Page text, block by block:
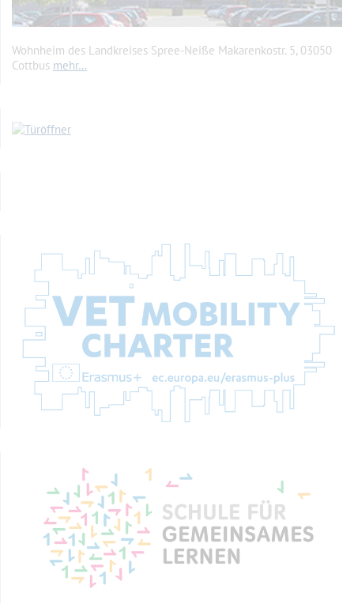
Wohnheim des Landkreises Spree-Neiße Makarenkostr. 5, 03050
Cottbus mehr…